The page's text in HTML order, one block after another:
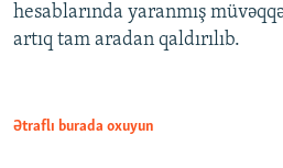
hesablarında yaranmış
artıq tam aradan qaldırılıb.
Ətraflı burada oxuyun